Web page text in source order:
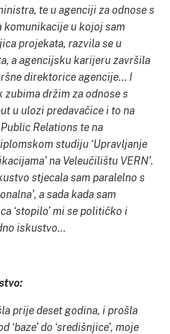
te u agenciji za odnose s
komunikacije u kojoj sam
projekata, razvila se u
a agencijsku karijeru završila
direktorice agencije… I
zubima držim za odnose s
u ulozi predavačice i to na
Relations te na
studiju ‘Upravljanje
na Veleučilištu VERN’.
stjecala sam paralelno s
a sada kada sam
‘stopilo’ mi se političko i
iskustvo…
prije deset godina, i prošla
‘baze’ do ‘središnjice’, moje